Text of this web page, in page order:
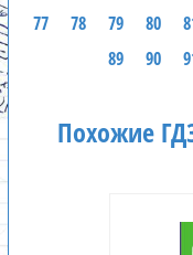
77
78 79 80
89
90
Похожие